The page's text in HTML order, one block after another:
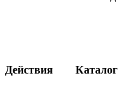
Действия Каталог